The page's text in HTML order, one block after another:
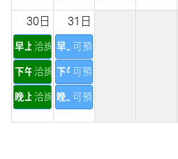
30日
早上 洽詢
下午 洽詢
晚上 洽詢
31日
早上可預訂
下午可預訂
晚上可預訂